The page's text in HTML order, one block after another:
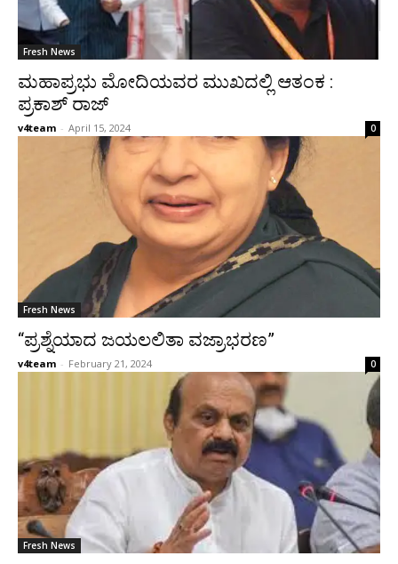
Fresh News
ಮಹಾಪ್ರಭು ಮೋದಿಯವರ ಮುಖದಲ್ಲಿ ಆತಂಕ :
ಪ್ರಕಾಶ್ ರಾಜ್
v4team - April 15, 2024 0
Fresh News
“ಪ್ರಶ್ನೆಯಾದ ಜಯಲಲಿತಾ ವಜ್ರಾಭರಣ”
v4team - February 21, 2024 0
Fresh News